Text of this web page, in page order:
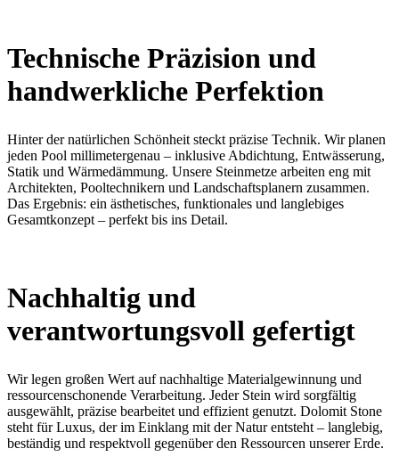
Technische Präzision und
handwerkliche Perfektion
Hinter der natürlichen Schönheit steckt präzise Technik. Wir planen
jeden Pool millimetergenau – inklusive Abdichtung, Entwässerung,
Statik und Wärmedämmung. Unsere Steinmetze arbeiten eng mit
Architekten, Pooltechnikern und Landschaftsplanern zusammen.
Das Ergebnis: ein ästhetisches, funktionales und langlebiges
Gesamtkonzept – perfekt bis ins Detail.
Nachhaltig und
verantwortungsvoll gefertigt
Wir legen großen Wert auf nachhaltige Materialgewinnung und
ressourcenschonende Verarbeitung. Jeder Stein wird sorgfältig
ausgewählt, präzise bearbeitet und effizient genutzt. Dolomit Stone
steht für Luxus, der im Einklang mit der Natur entsteht – langlebig,
beständig und respektvoll gegenüber den Ressourcen unserer Erde.